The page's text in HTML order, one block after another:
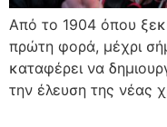
Από το 1904 όπου
πρώτη φορά, μέχρι
καταφέρει να
την έλευση της νέας